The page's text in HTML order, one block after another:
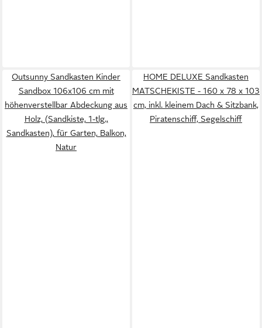
Outsunny Sandkasten Kinder
Sandbox 106x106 cm mit
höhenverstellbar Abdeckung aus
Holz, (Sandkiste, 1-tlg.,
Sandkasten), für Garten, Balkon,
Natur
HOME DELUXE Sandkasten
MATSCHEKISTE - 160 x 78 x 103
cm, inkl. kleinem Dach & Sitzbank,
Piratenschiff, Segelschiff